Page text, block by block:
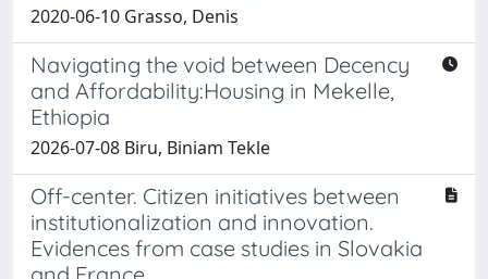
2020-06-10 Grasso, Denis
Navigating the void between Decency
and Affordability:Housing in Mekelle,
Ethiopia
2026-07-08 Biru, Biniam Tekle
Off-center. Citizen initiatives between
institutionalization and innovation.
Evidences from case studies in Slovakia